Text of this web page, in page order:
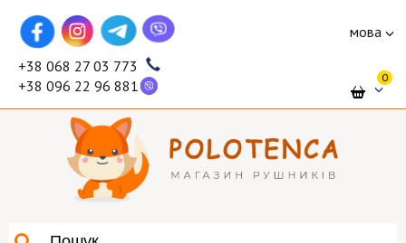
мова
+38 068 27 03 773
+38 096 22 96 881
0